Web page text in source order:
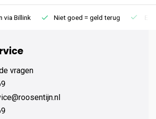
via Billink Niet goed = geld terug
vragen